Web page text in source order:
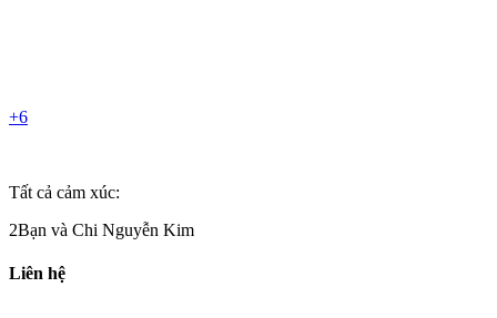
+6
Tất cả cảm xúc:
2Bạn và Chi Nguyễn Kim
Liên hệ